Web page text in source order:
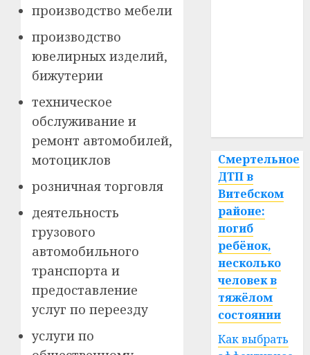
производство мебели
производство
ювелирных изделий,
бижутерии
техническое
обслуживание и
ремонт автомобилей,
мотоциклов
розничная торговля
деятельность
грузового
автомобильного
транспорта и
предоставление
услуг по переезду
услуги по
Смертельное
ДТП в
Витебском
районе:
погиб
ребёнок,
несколько
человек в
тяжёлом
состоянии
Как выбрать